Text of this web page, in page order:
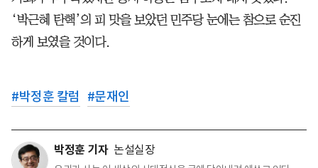
‘박근혜 탄핵’의 피 맛을 보았던 민주당 눈에는 참으로 순진
하게 보였을 것이다.
#박정훈 칼럼 #문재인
박정훈 기자 논설실장